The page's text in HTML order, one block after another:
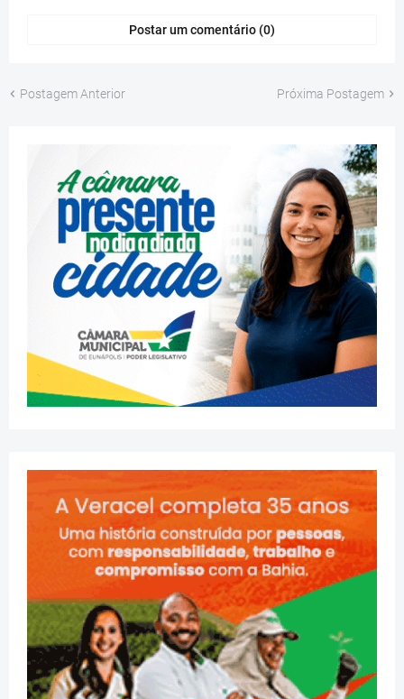
Postar um comentário (0)
Postagem Anterior Próxima Postagem